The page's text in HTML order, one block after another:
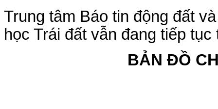
Trung tâm Báo tin động đất
học Trái đất vẫn đang tiếp
BẢN ĐỒ